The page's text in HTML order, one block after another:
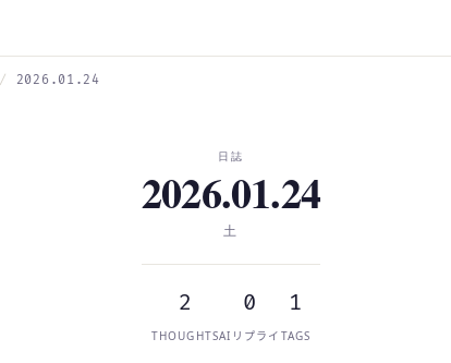
2026.01.24
日誌
2026.01.24
土
2
THOUGHTS
0
AIリプライ
1
TAGS